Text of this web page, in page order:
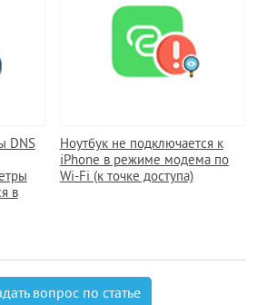
DNS
в
Ноутбук не подключается к
iPhone в режиме модема по
Wi-Fi (к точке доступа)
вопрос по статье